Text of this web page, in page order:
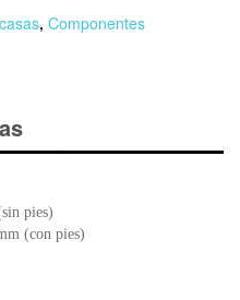
, Componentes
pies)
(con pies)